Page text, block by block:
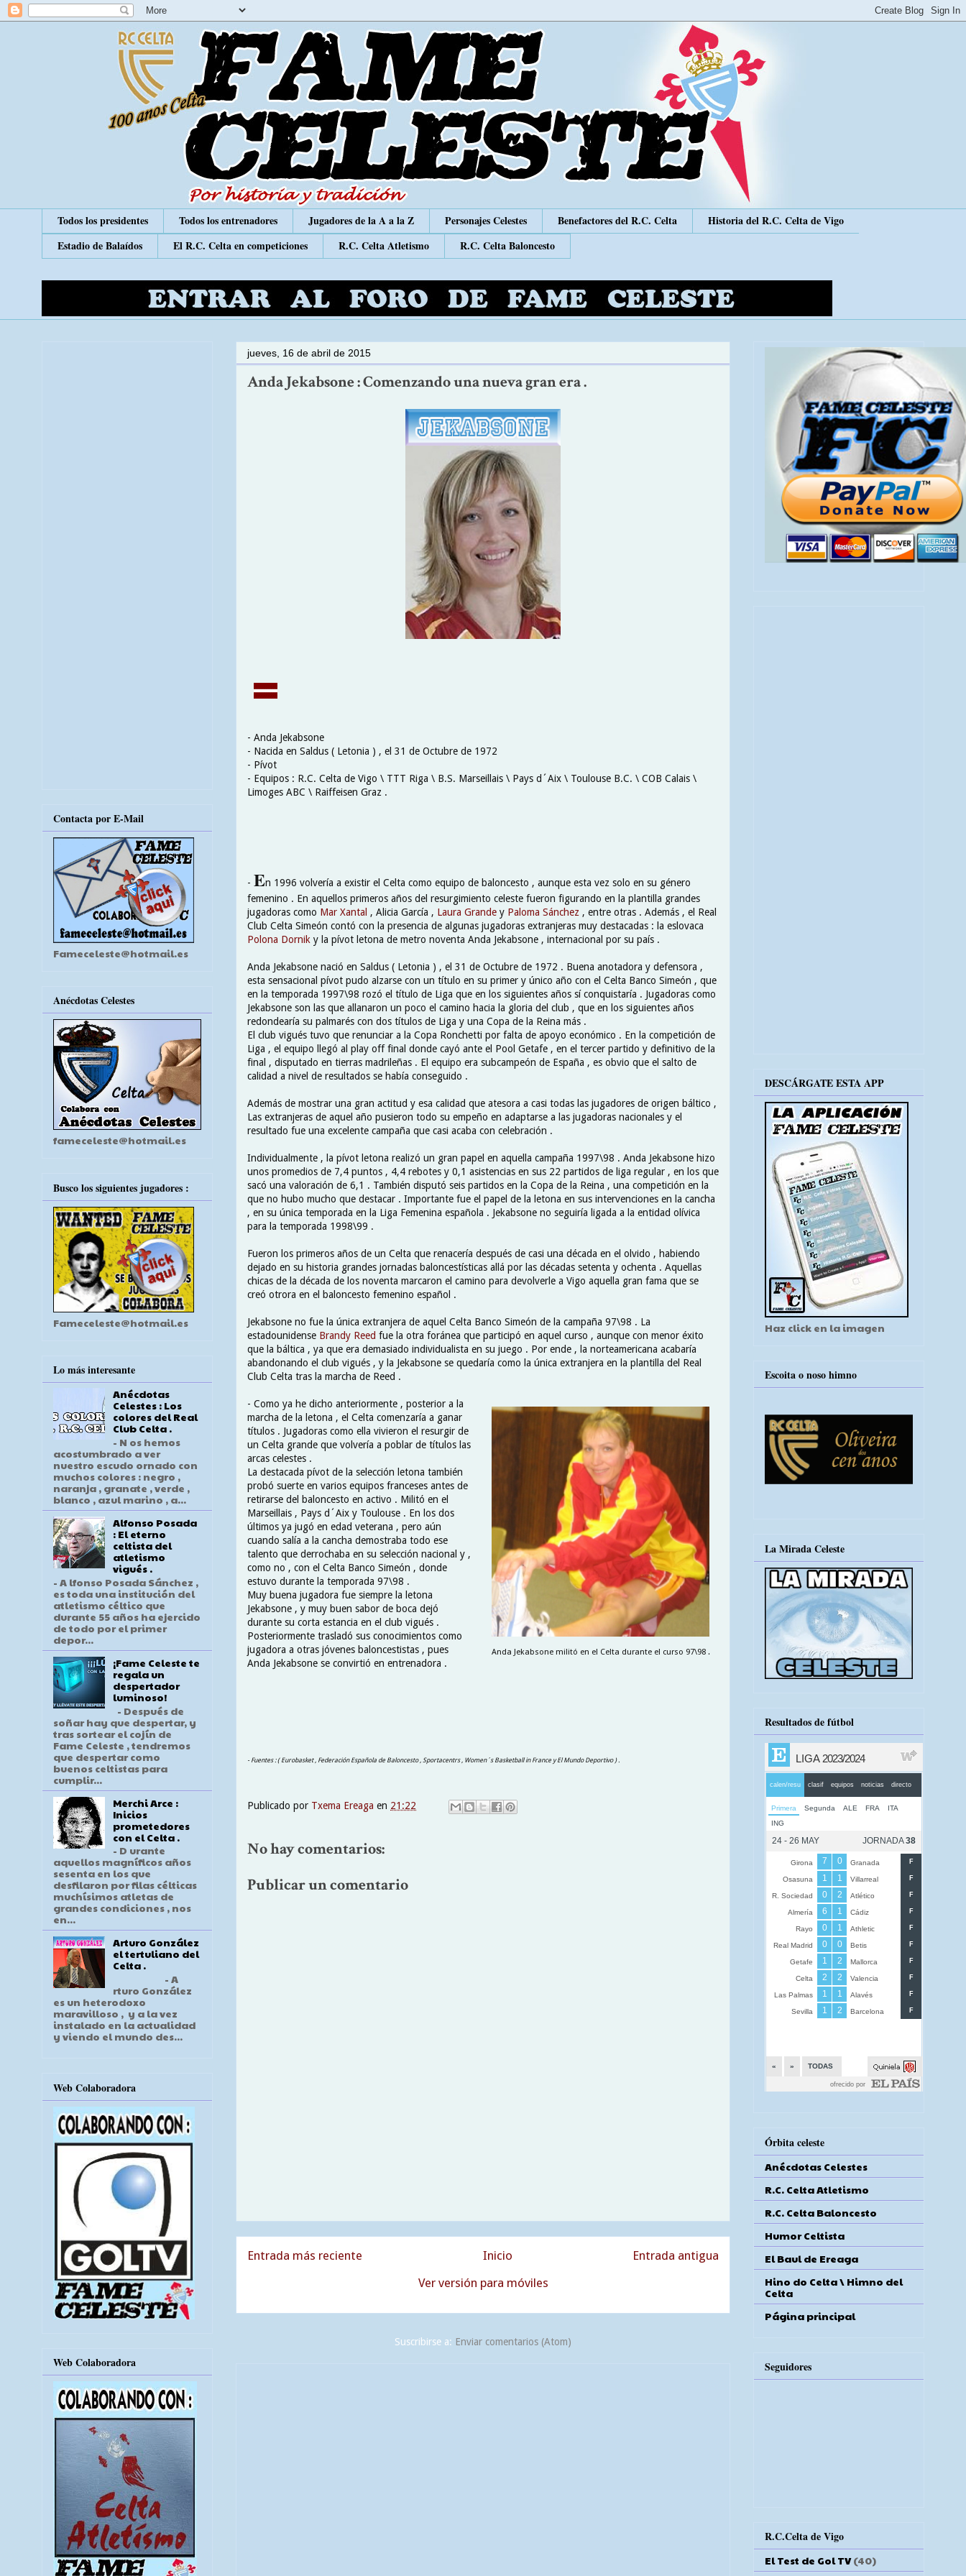
Todos los presidentes Todos los entrenadores Jugadores de la A a la Z Personajes Celestes Benefactores del R.C. Celta
Historia del R.C. Celta de Vigo
Estadio de Balaídos
El R.C. Celta en competiciones R.C. Celta Atletismo R.C. Celta Baloncesto
jueves, 16 de abril de 2015
Anda Jekabsone : Comenzando una nueva gran era .
- Anda Jekabsone
- Nacida en Saldus ( Letonia ) , el 31 de Octubre de 1972
- Pívot
- Equipos : R.C. Celta de Vigo \ TTT Riga \ B.S. Marseillais \ Pays d´Aix \ Toulouse B.C. \ COB Calais \
Limoges ABC \ Raiffeisen Graz .
- En 1996 volvería a existir el Celta como equipo de baloncesto , aunque esta vez solo en su género
femenino . En aquellos primeros años del resurgimiento celeste fueron figurando en la plantilla grandes
jugadoras como Mar Xantal , Alicia García , Laura Grande y Paloma Sánchez , entre otras . Además , el Real
Club Celta Simeón contó con la presencia de algunas jugadoras extranjeras muy destacadas : la eslovaca
Polona Dornik y la pívot letona de metro noventa Anda Jekabsone , internacional por su país .
Anda Jekabsone nació en Saldus ( Letonia ) , el 31 de Octubre de 1972 . Buena anotadora y defensora ,
esta sensacional pívot pudo alzarse con un título en su primer y único año con el Celta Banco Simeón , que
en la temporada 1997\98 rozó el título de Liga que en los siguientes años sí conquistaría . Jugadoras como
Jekabsone son las que allanaron un poco el camino hacia la gloria del club , que en los siguientes años
redondearía su palmarés con dos títulos de Liga y una Copa de la Reina más .
El club vigués tuvo que renunciar a la Copa Ronchetti por falta de apoyo económico . En la competición de
Liga , el equipo llegó al play off final donde cayó ante el Pool Getafe , en el tercer partido y definitivo de la
final , disputado en tierras madrileñas . El equipo era subcampeón de España , es obvio que el salto de
calidad a nivel de resultados se había conseguido .
Además de mostrar una gran actitud y esa calidad que atesora a casi todas las jugadores de origen báltico ,
Las extranjeras de aquel año pusieron todo su empeño en adaptarse a las jugadoras nacionales y el
resultado fue una excelente campaña que casi acaba con celebración .
Individualmente , la pívot letona realizó un gran papel en aquella campaña 1997\98 . Anda Jekabsone hizo
unos promedios de 7,4 puntos , 4,4 rebotes y 0,1 asistencias en sus 22 partidos de liga regular , en los que
sacó una valoración de 6,1 . También disputó seis partidos en la Copa de la Reina , una competición en la
que no hubo mucho que destacar . Importante fue el papel de la letona en sus intervenciones en la cancha
, en su única temporada en la Liga Femenina española . Jekabsone no seguiría ligada a la entidad olívica
para la temporada 1998\99 .
Fueron los primeros años de un Celta que renacería después de casi una década en el olvido , habiendo
dejado en su historia grandes jornadas baloncestísticas allá por las décadas setenta y ochenta . Aquellas
chicas de la década de los noventa marcaron el camino para devolverle a Vigo aquella gran fama que se
creó otrora en el baloncesto femenino español .
Jekabsone no fue la única extranjera de aquel Celta Banco Simeón de la campaña 97\98 . La
estadounidense Brandy Reed fue la otra foránea que participó en aquel curso , aunque con menor éxito
que la báltica , ya que era demasiado individualista en su juego . Por ende , la norteamericana acabaría
abandonando el club vigués , y la Jekabsone se quedaría como la única extranjera en la plantilla del Real
Club Celta tras la marcha de Reed .
Anda Jekabsone militó en el Celta durante el curso 97\98 .
- Como ya he dicho anteriormente , posterior a la
marcha de la letona , el Celta comenzaría a ganar
títulos . Jugadoras como ella vivieron el resurgir de
un Celta grande que volvería a poblar de títulos las
arcas celestes .
La destacada pívot de la selección letona también
probó suerte en varios equipos franceses antes de
retirarse del baloncesto en activo . Militó en el
Marseillais , Pays d´Aix y Toulouse . En los dos
últimos ya jugó en edad veterana , pero aún
cuando salía a la cancha demostraba todo ese
talento que derrochaba en su selección nacional y ,
como no , con el Celta Banco Simeón , donde
estuvo durante la temporada 97\98 .
Muy buena jugadora fue siempre la letona
Jekabsone , y muy buen sabor de boca dejó
durante su corta estancia en el club vigués .
Posteriormente trasladó sus conocimientos como
jugadora a otras jóvenes baloncestistas , pues
Anda Jekabsone se convirtió en entrenadora .
- Fuentes : ( Eurobasket , Federación Española de Baloncesto , Sportacentrs , Women´s Basketball in France y El Mundo Deportivo ) .
Publicado por Txema Ereaga en 21:22
No hay comentarios:
Publicar un comentario
Entrada más reciente Entrada antigua
Inicio
Ver versión para móviles
Suscribirse a: Enviar comentarios (Atom)
Contacta por E-Mail
Fameceleste@hotmail.es
Anécdotas Celestes
fameceleste@hotmail.es
Busco los siguientes jugadores :
Fameceleste@hotmail.es
Lo más interesante
Anécdotas
Celestes : Los
colores del Real
Club Celta .
- N os hemos
acostumbrado a ver
nuestro escudo ornado con
muchos colores : negro ,
naranja , granate , verde ,
blanco , azul marino , a...
Alfonso Posada
: El eterno
celtista del
atletismo
vigués .
- A lfonso Posada Sánchez ,
es toda una institución del
atletismo céltico que
durante 55 años ha ejercido
de todo por el primer
depor...
¡Fame Celeste te
regala un
despertador
luminoso!
- Después de
soñar hay que despertar, y
tras sortear el cojín de
Fame Celeste , tendremos
que despertar como
buenos celtistas para
cumplir...
Merchi Arce :
Inicios
prometedores
con el Celta .
- D urante
aquellos magníficos años
sesenta en los que
desfilaron por filas célticas
muchísimos atletas de
grandes condiciones , nos
en...
Arturo González
el tertuliano del
Celta .
- A
rturo González
es un heterodoxo
maravilloso , y a la vez
instalado en la actualidad
y viendo el mundo des...
Web Colaboradora
Web Colaboradora
DESCÁRGATE ESTA APP
Haz click en la imagen
Escoita o noso himno
La Mirada Celeste
Resultados de fútbol
Órbita celeste
Anécdotas Celestes
R.C. Celta Atletismo
R.C. Celta Baloncesto
Humor Celtista
El Baul de Ereaga
Hino do Celta \ Himno del
Celta
Página principal
Seguidores
R.C.Celta de Vigo
El Test de Gol TV (40)